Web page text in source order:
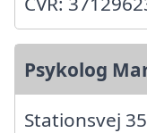
Psykolog
Stationsvej